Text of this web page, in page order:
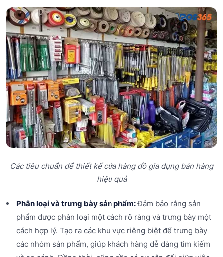
Các tiêu chuẩn để thiết kế cửa hàng đồ gia dụng bán hàng
hiệu quả
Phân loại và trưng bày sản phẩm:Đảm bảo rằng sản
phẩm được phân loại một cách rõ ràng và trưng bày một
cách hợp lý. Tạo ra các khu vực riêng biệt để trưng bày
các nhóm sản phẩm, giúp khách hàng dễ dàng tìm kiếm